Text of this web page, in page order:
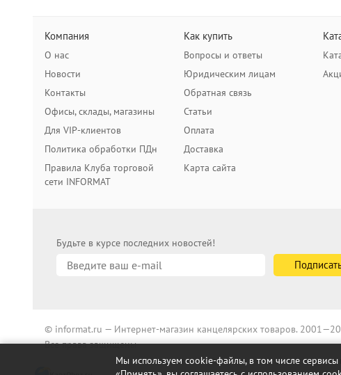
Компания
О нас
Новости
Контакты
Офисы, склады, магазины
Для VIP-клиентов
Политика обработки ПДн
Правила Клуба торговой
сети INFORMAT
Как купить
Вопросы и ответы
Юридическим лицам
Обратная связь
Статьи
Оплата
Доставка
Карта сайта
Будьте в курсе последних новостей!
© informat.ru — Интернет-магазин канцелярских товаров.
Все права защищены
Мы используем cookie-файлы, в том числе